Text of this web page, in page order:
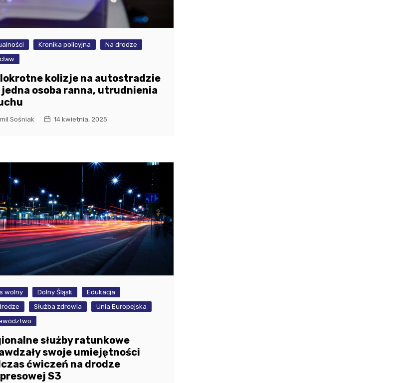
Kronika policyjna
Na drodze
kolizje na autostradzie
jedna osoba ranna, utrudnienia
Sośniak 14 kwietnia, 2025
wolny Dolny Śląsk
Edukacja
Służba zdrowia
Unia Europejska
służby ratunkowe
swoje umiejętności
ćwiczeń na drodze
S3